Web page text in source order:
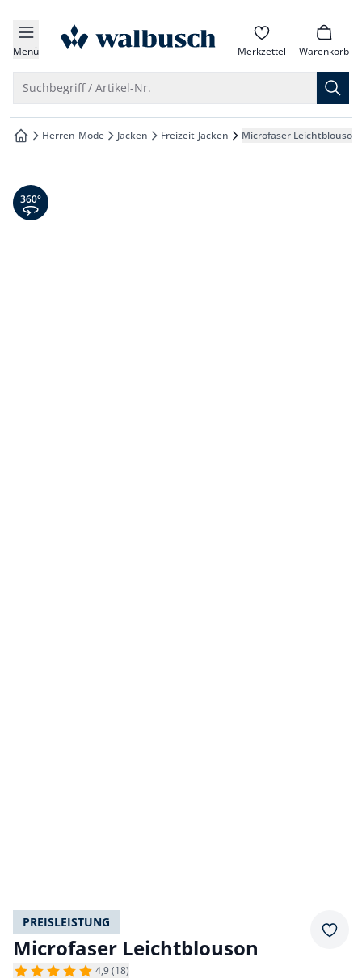
springen
springen
springen
springen
Menü zur Startseite Merkzettel Warenkorb
Suchbegriff / Artikel-Nr.
zur Startseite
Herren-Mode Jacken Freizeit-Jacken Microfaser Leichtblouson
360° Ansicht
PREISLEISTUNG
Microfaser Leichtblouson
4,9 (18)